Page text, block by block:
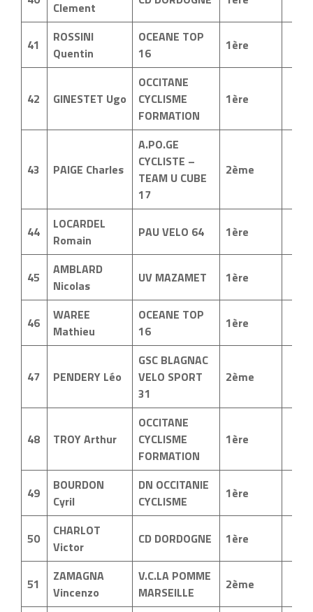
Clement
41
ROSSINI
Quentin
OCEANE TOP
16
1ère
42 GINESTET Ugo
OCCITANE
CYCLISME
FORMATION
1ère
43 PAIGE Charles
A.PO.GE
CYCLISTE –
TEAM U CUBE
17
2ème
44
LOCARDEL
Romain
PAU VELO 64 1ère
45
AMBLARD
Nicolas
UV MAZAMET 1ère
46
WAREE
Mathieu
OCEANE TOP
16
1ère
47 PENDERY Léo
GSC BLAGNAC
VELO SPORT
31
2ème
48 TROY Arthur
OCCITANE
CYCLISME
FORMATION
1ère
49
BOURDON
Cyril
DN OCCITANIE
CYCLISME
1ère
50
CHARLOT
Victor
CD DORDOGNE 1ère
51
ZAMAGNA
Vincenzo
V.C.LA POMME
MARSEILLE
2ème